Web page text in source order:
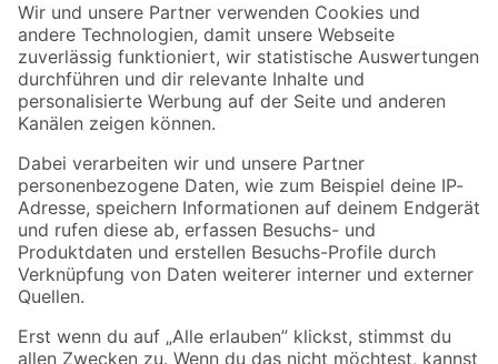
Der toom Newsletter: Keine Angebote und Aktionen mehr verpassen!
Zur Newsletter Anmeldung
Folge uns
Zahlungsarten Versandarten
Sicher einkaufen